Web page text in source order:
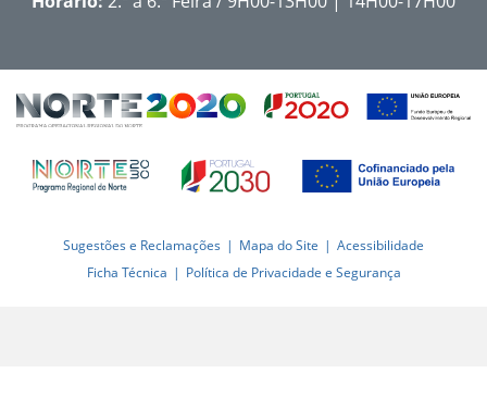
Sugestões e Reclamações Mapa do Site
Acessibilidade
Ficha Técnica
Política de Privacidade e Segurança